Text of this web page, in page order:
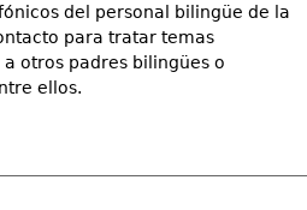
del personal bilingüe de la
para tratar temas
otros padres bilingües o
ellos.